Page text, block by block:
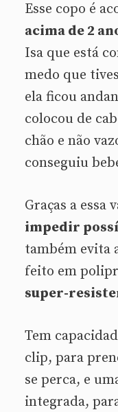
Esse copo é
acima de 2
Isa que está
medo que
ela ficou
colocou de
chão e não
conseguiu
Graças a essa
impedir
também evita
feito em
super-
Tem
clip, para
se perca, e
integrada,